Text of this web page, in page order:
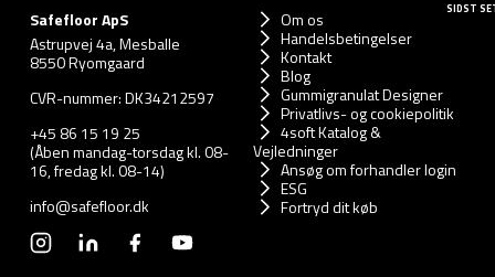
Safefloor ApS
Astrupvej 4a, Mesballe
8550 Ryomgaard
CVR-nummer: DK34212597
+45 86 15 19 25
(Åben mandag-torsdag kl. 08-
16, fredag kl. 08-14)
info@safefloor.dk
Om os
Handelsbetingelser
Kontakt
Blog
Gummigranulat Designer
Privatlivs- og cookiepolitik
4soft Katalog &
Vejledninger
Ansøg om forhandler login
ESG
Fortryd dit køb
SIDST